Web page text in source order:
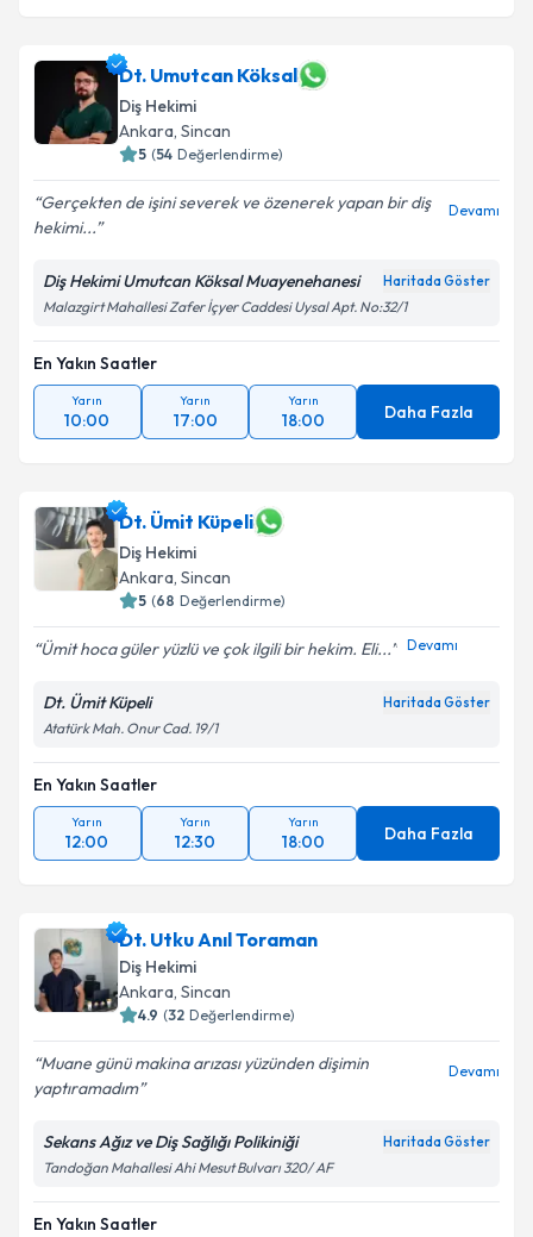
Dt. Umutcan Köksal
Diş Hekimi
Ankara, Sincan
5 (54 Değerlendirme)
Gerçekten de işini severek ve özenerek yapan bir diş
hekimi...
Devamı
Diş Hekimi Umutcan Köksal Muayenehanesi Haritada Göster
Malazgirt Mahallesi Zafer İçyer Caddesi Uysal Apt. No:32/1
En Yakın Saatler
Yarın
10:00
Yarın
17:00
Yarın
18:00 Daha Fazla
Dt. Ümit Küpeli
Diş Hekimi
Ankara, Sincan
5 (68 Değerlendirme)
Ümit hoca güler yüzlü ve çok ilgili bir hekim. Eli... Devamı
Dt. Ümit Küpeli Haritada Göster
Atatürk Mah. Onur Cad. 19/1
En Yakın Saatler
Yarın
12:00
Yarın
12:30
Yarın
18:00 Daha Fazla
Dt. Utku Anıl Toraman
Diş Hekimi
Ankara, Sincan
4.9 (32 Değerlendirme)
Muane günü makina arızası yüzünden dişimin
yaptıramadım
Devamı
Sekans Ağız ve Diş Sağlığı Polikiniği Haritada Göster
Tandoğan Mahallesi Ahi Mesut Bulvarı 320/ AF
En Yakın Saatler